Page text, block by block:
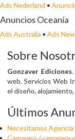
Ads Nederland •
Anuncios Oceanía
Ads Australia • Ads
Sobre
Gonzaver Ediciones
web. Servicios Web
el diseño,
Últimos
Necesitamos